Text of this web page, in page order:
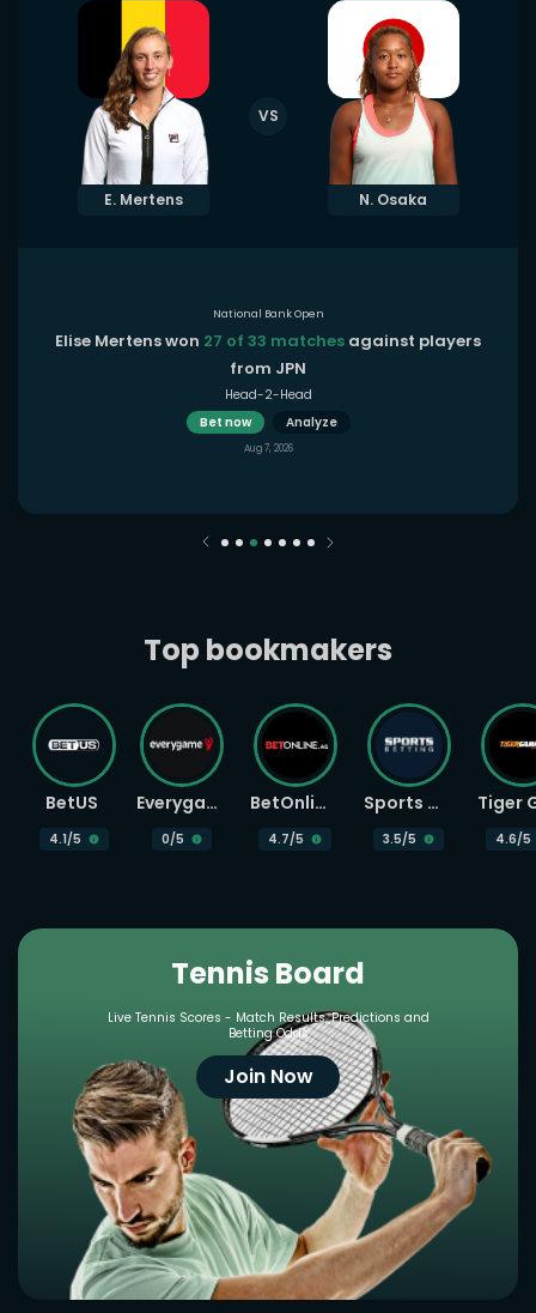
E. Mertens
VS
N. Osaka
National Bank Open
Elise Mertens won 27 of 33 matches against players
from JPN
Head-2-Head
Bet now
Analyze
Aug 7, 2026
Tennis Board
Live Tennis Scores - Match Results, Predictions and
Betting Odds
Join Now
Top bookmakers
BetUS
4.1/5
Everygame
0/5
BetOnline
4.7/5
Sports Betting
3.5/5 4.6/5